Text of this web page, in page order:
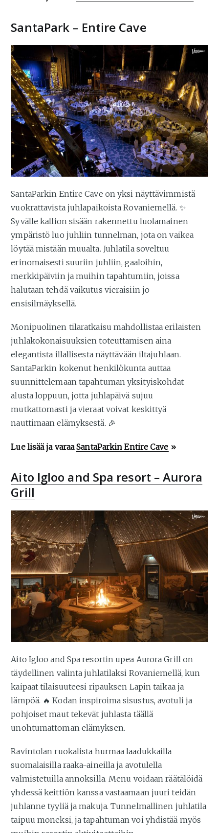
SantaPark – Entire Cave
SantaParkin Entire Cave on yksi näyttävimmistä
vuokrattavista juhlapaikoista Rovaniemellä. ✨
Syvälle kallion sisään rakennettu luolamainen
ympäristö luo juhliin tunnelman, jota on vaikea
löytää mistään muualta. Juhlatila soveltuu
erinomaisesti suuriin juhliin, gaaloihin,
merkkipäiviin ja muihin tapahtumiin, joissa
halutaan tehdä vaikutus vieraisiin jo
ensisilmäyksellä.
Monipuolinen tilaratkaisu mahdollistaa erilaisten
juhlakokonaisuuksien toteuttamisen aina
elegantista illallisesta näyttävään iltajuhlaan.
SantaParkin kokenut henkilökunta auttaa
suunnittelemaan tapahtuman yksityiskohdat
alusta loppuun, jotta juhlapäivä sujuu
mutkattomasti ja vieraat voivat keskittyä
nauttimaan elämyksestä. 🎉
Lue lisää ja varaaSantaParkin Entire Cave »
Aito Igloo and Spa resort – Aurora
Grill
Aito Igloo and Spa resortin upea Aurora Grill on
täydellinen valinta juhlatilaksi Rovaniemellä, kun
kaipaat tilaisuuteesi ripauksen Lapin taikaa ja
lämpöä. 🔥 Kodan inspiroima sisustus, avotuli ja
pohjoiset maut tekevät juhlasta täällä
unohtumattoman elämyksen.
Ravintolan ruokalista hurmaa laadukkailla
suomalaisilla raaka-aineilla ja avotulella
valmistetuilla annoksilla. Menu voidaan räätälöidä
yhdessä keittiön kanssa vastaamaan juuri teidän
juhlanne tyyliä ja makuja. Tunnelmallinen juhlatila
taipuu moneksi, ja tapahtuman voi yhdistää myös